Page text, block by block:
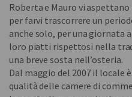
Roberta e Mauro vi
per farvi trascorrere un
anche solo, per una giornata
loro piatti rispettosi nella
una breve sosta nell’osteria.
Dal maggio del 2007 il locale
qualità delle camere di